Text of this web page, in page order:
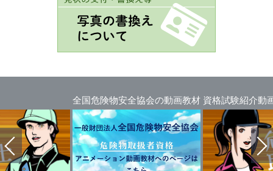
全国危険物安全協会の動画教材 資格試験紹介動